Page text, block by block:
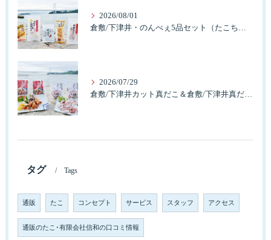
2026/08/01
倉敷/下津井・のんべぇ5品セット（たこちく、たこ玉、味付のり、串酢だこ、味付けけやわらか真だこチーズ）3歳のお子様も大好きなんですよ。
2026/07/29
倉敷/下津井カット真だこ＆倉敷/下津井真だこ唐揚げ・セット人気です。
タグ Tags
通販 たこ コンセプト サービス スタッフ アクセス
通販のたこ･有限会社信和の口コミ情報